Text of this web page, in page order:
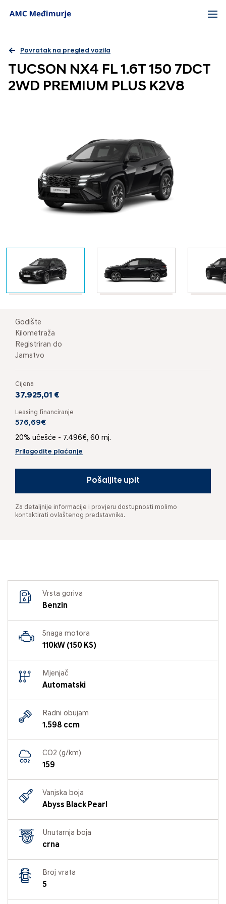
Povratak na pregled vozila
TUCSON NX4 FL 1.6T 150 7DCT
2WD PREMIUM PLUS K2V8
Godište
Kilometraža
Registriran do
Jamstvo
Cijena
37.925,01 €
Leasing financiranje
576,69€
20% učešće - 7.496€, 60 mj.
Prilagodite plaćanje
Pošaljite upit
Za detaljnije informacije i provjeru dostupnosti molimo
kontaktirati ovlaštenog predstavnika.
Vrsta goriva
Benzin
Snaga motora
110kW (150 KS)
Mjenjač
Automatski
Radni obujam
1.598 ccm
CO2 (g/km)
159
Vanjska boja
Abyss Black Pearl
Unutarnja boja
crna
Broj vrata
5